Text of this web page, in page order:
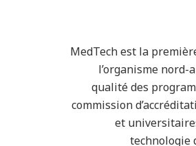
MedTech est la
l’organisme
qualité des
commission
et
technologie